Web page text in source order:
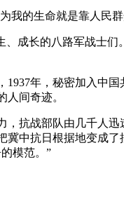
我的生命就是靠人民群
成长的八路军战士
年，秘密加入中
间奇迹。
抗战部队由几千人
中抗日根据地变成
模范。”